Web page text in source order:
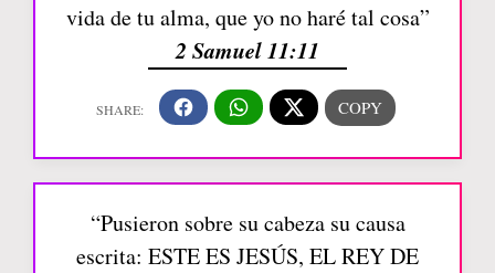
vida de tu alma, que yo no haré tal cosa”
2 Samuel 11:11
“Pusieron sobre su cabeza su causa
escrita: ESTE ES JESÚS, EL REY DE